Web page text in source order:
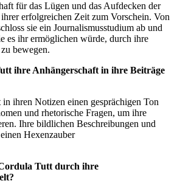
für das Lügen und das Aufdecken der
erfolgreichen Zeit zum Vorschein. Von
sie ein Journalismusstudium ab und
es ihr ermöglichen würde, durch ihre
bewegen.
ihre Anhängerschaft in ihre Beiträge
ihren Notizen einen gesprächigen Ton
und rhetorische Fragen, um ihre
Ihre bildlichen Beschreibungen und
Hexenzauber
Tutt durch ihre